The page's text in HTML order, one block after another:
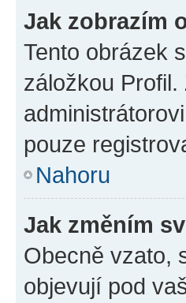
Jak zobrazím
Tento obrázek
záložkou
pouze
Nahoru
Jak změním
Obecně vzato,
objevují pod